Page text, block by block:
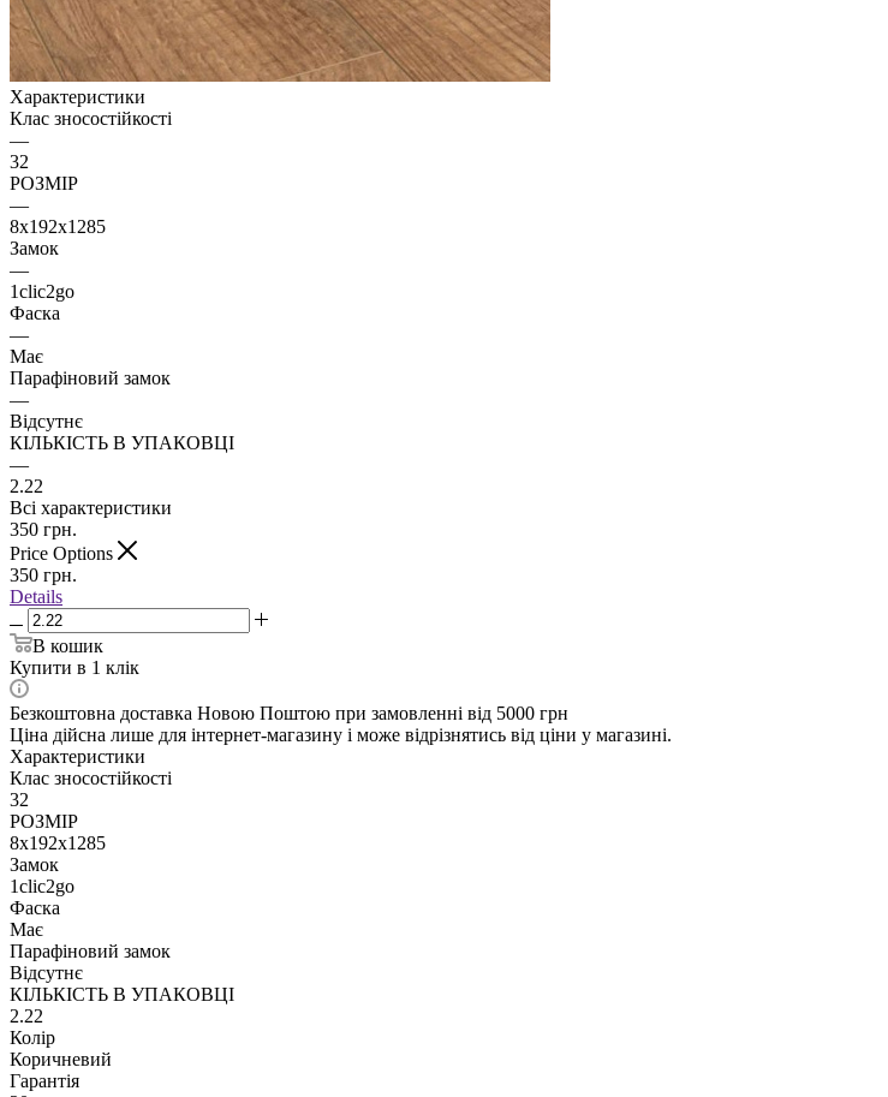
Характеристики
Клас зносостійкості
—
32
РОЗМІР
—
8x192x1285
Замок
—
1clic2go
Фаска
—
Має
Парафіновий замок
—
Відсутнє
КІЛЬКІСТЬ В УПАКОВЦІ
—
2.22
Всі характеристики
350 грн.
Price Options
350 грн.
Details
В кошик
Купити в 1 клік
Безкоштовна доставка Новою Поштою при замовленні від 5000 грн
Ціна дійсна лише для інтернет-магазину і може відрізнятись від ціни у магазині.
Характеристики
Клас зносостійкості
32
РОЗМІР
8x192x1285
Замок
1clic2go
Фаска
Має
Парафіновий замок
Відсутнє
КІЛЬКІСТЬ В УПАКОВЦІ
2.22
Колір
Коричневий
Гарантія